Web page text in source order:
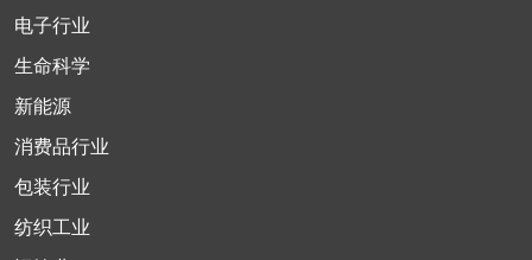
电子行业
生命科学
新能源
消费品行业
包装行业
纺织工业